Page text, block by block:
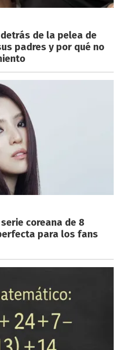
de la pelea de
padres y por qué no
coreana de 8
para los fans